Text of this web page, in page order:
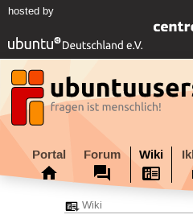
hosted by
Portal Forum Wiki